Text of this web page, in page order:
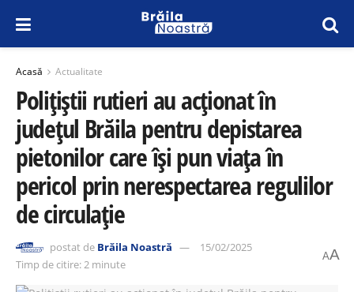
Acasă Actualitate
Polițiștii rutieri au acționat în
județul Brăila pentru depistarea
pietonilor care își pun viața în
pericol prin nerespectarea regulilor
de circulație
postat de Brăila Noastră
15/02/2025
Timp de citire: 2 minute
AA